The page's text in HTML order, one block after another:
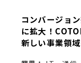
コンバージョ
に拡大！
新しい事業領